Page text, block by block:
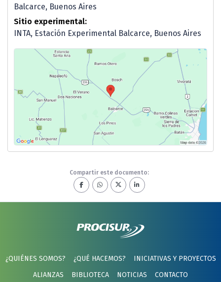
Balcarce, Buenos Aires
Sitio experimental:
INTA, Estación Experimental Balcarce, Buenos Aires
Compartir este documento:
¿QUIÉNES SOMOS? ¿QUÉ HACEMOS?
INICIATIVAS Y PROYECTOS
ALIANZAS
BIBLIOTECA NOTICIAS CONTACTO